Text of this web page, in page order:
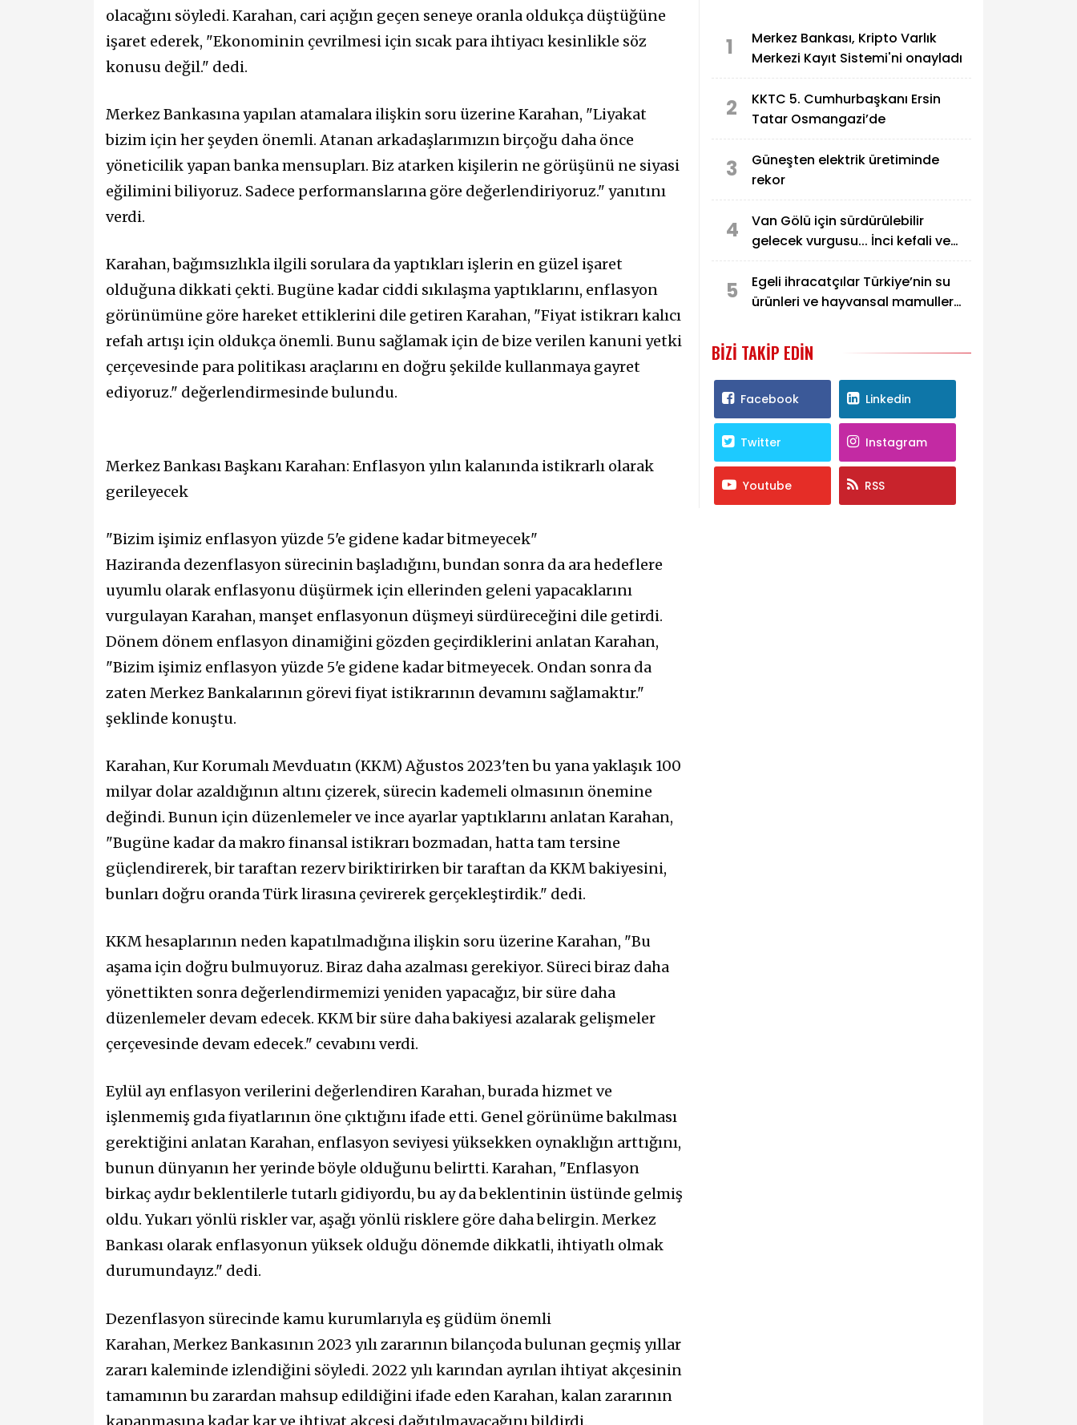
olacağını söyledi. Karahan, cari açığın geçen seneye oranla oldukça düştüğüne
işaret ederek, "Ekonominin çevrilmesi için sıcak para ihtiyacı kesinlikle söz
konusu değil." dedi.
Merkez Bankasına yapılan atamalara ilişkin soru üzerine Karahan, "Liyakat
bizim için her şeyden önemli. Atanan arkadaşlarımızın birçoğu daha önce
yöneticilik yapan banka mensupları. Biz atarken kişilerin ne görüşünü ne siyasi
eğilimini biliyoruz. Sadece performanslarına göre değerlendiriyoruz." yanıtını
verdi.
Karahan, bağımsızlıkla ilgili sorulara da yaptıkları işlerin en güzel işaret
olduğuna dikkati çekti. Bugüne kadar ciddi sıkılaşma yaptıklarını, enflasyon
görünümüne göre hareket ettiklerini dile getiren Karahan, "Fiyat istikrarı kalıcı
refah artışı için oldukça önemli. Bunu sağlamak için de bize verilen kanuni yetki
çerçevesinde para politikası araçlarını en doğru şekilde kullanmaya gayret
ediyoruz." değerlendirmesinde bulundu.
Merkez Bankası Başkanı Karahan: Enflasyon yılın kalanında istikrarlı olarak
gerileyecek
"Bizim işimiz enflasyon yüzde 5'e gidene kadar bitmeyecek"
Haziranda dezenflasyon sürecinin başladığını, bundan sonra da ara hedeflere
uyumlu olarak enflasyonu düşürmek için ellerinden geleni yapacaklarını
vurgulayan Karahan, manşet enflasyonun düşmeyi sürdüreceğini dile getirdi.
Dönem dönem enflasyon dinamiğini gözden geçirdiklerini anlatan Karahan,
"Bizim işimiz enflasyon yüzde 5'e gidene kadar bitmeyecek. Ondan sonra da
zaten Merkez Bankalarının görevi fiyat istikrarının devamını sağlamaktır."
şeklinde konuştu.
Karahan, Kur Korumalı Mevduatın (KKM) Ağustos 2023'ten bu yana yaklaşık 100
milyar dolar azaldığının altını çizerek, sürecin kademeli olmasının önemine
değindi. Bunun için düzenlemeler ve ince ayarlar yaptıklarını anlatan Karahan,
"Bugüne kadar da makro finansal istikrarı bozmadan, hatta tam tersine
güçlendirerek, bir taraftan rezerv biriktirirken bir taraftan da KKM bakiyesini,
bunları doğru oranda Türk lirasına çevirerek gerçekleştirdik." dedi.
KKM hesaplarının neden kapatılmadığına ilişkin soru üzerine Karahan, "Bu
aşama için doğru bulmuyoruz. Biraz daha azalması gerekiyor. Süreci biraz daha
yönettikten sonra değerlendirmemizi yeniden yapacağız, bir süre daha
düzenlemeler devam edecek. KKM bir süre daha bakiyesi azalarak gelişmeler
çerçevesinde devam edecek." cevabını verdi.
Eylül ayı enflasyon verilerini değerlendiren Karahan, burada hizmet ve
işlenmemiş gıda fiyatlarının öne çıktığını ifade etti. Genel görünüme bakılması
gerektiğini anlatan Karahan, enflasyon seviyesi yüksekken oynaklığın arttığını,
bunun dünyanın her yerinde böyle olduğunu belirtti. Karahan, "Enflasyon
birkaç aydır beklentilerle tutarlı gidiyordu, bu ay da beklentinin üstünde gelmiş
oldu. Yukarı yönlü riskler var, aşağı yönlü risklere göre daha belirgin. Merkez
Bankası olarak enflasyonun yüksek olduğu dönemde dikkatli, ihtiyatlı olmak
durumundayız." dedi.
Dezenflasyon sürecinde kamu kurumlarıyla eş güdüm önemli
Karahan, Merkez Bankasının 2023 yılı zararının bilançoda bulunan geçmiş yıllar
zararı kaleminde izlendiğini söyledi. 2022 yılı karından ayrılan ihtiyat akçesinin
tamamının bu zarardan mahsup edildiğini ifade eden Karahan, kalan zararının
kapanmasına kadar kar ve ihtiyat akçesi dağıtılmayacağını bildirdi.
1
Merkez Bankası, Kripto Varlık
Merkezi Kayıt Sistemi'ni onayladı
2
KKTC 5. Cumhurbaşkanı Ersin
Tatar Osmangazi’de
3
Güneşten elektrik üretiminde
rekor
4
Van Gölü için sürdürülebilir
gelecek vurgusu... İnci kefali ve
5
Egeli ihracatçılar Türkiye’nin su
ürünleri ve hayvansal mamuller
BIZI TAKIP EDIN
Facebook Linkedin
Twitter Instagram
Youtube RSS